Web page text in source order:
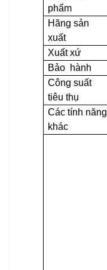
phẩm
Hãng sản
xuất
Xuất xứ
Bảo hành
Công suất
tiêu thụ
Các tính năng
khác